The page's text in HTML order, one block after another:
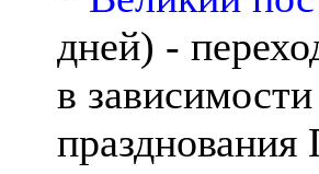
дней) -
в
празднования